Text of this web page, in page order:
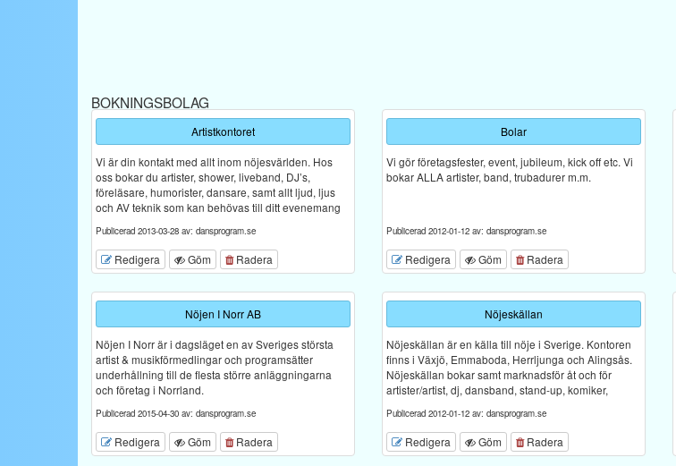
BOKNINGSBOLAG
Artistkontoret
Vi är din kontakt med allt inom nöjesvärlden. Hos
oss bokar du artister, shower, liveband, DJ’s,
föreläsare, humorister, dansare, samt allt ljud, ljus
och AV teknik som kan behövas till ditt evenemang
Publicerad 2013-03-28 av: dansprogram.se
Redigera Göm Radera
Bolar
Vi gör företagsfester, event, jubileum, kick off etc. Vi
bokar ALLA artister, band, trubadurer m.m.
Publicerad 2012-01-12 av: dansprogram.se
Redigera Göm Radera
Nöjen I Norr AB
Nöjen I Norr är i dagsläget en av Sveriges största
artist & musikförmedlingar och programsätter
underhållning till de flesta större anläggningarna
och företag i Norrland.
Publicerad 2015-04-30 av: dansprogram.se
Redigera Göm Radera
Nöjeskällan
Nöjeskällan är en källa till nöje i Sverige. Kontoren
finns i Växjö, Emmaboda, Herrljunga och Alingsås.
Nöjeskällan bokar samt marknadsför åt och för
artister/artist, dj, dansband, stand-up, komiker,
Publicerad 2012-01-12 av: dansprogram.se
Redigera Göm Radera